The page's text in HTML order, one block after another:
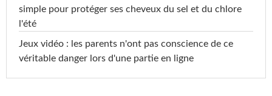
simple pour protéger ses cheveux du sel et du chlore
l'été
Jeux vidéo : les parents n'ont pas conscience de ce
véritable danger lors d'une partie en ligne